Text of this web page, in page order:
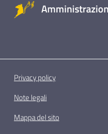
Privacy policy
Note legali
Mappa del sito